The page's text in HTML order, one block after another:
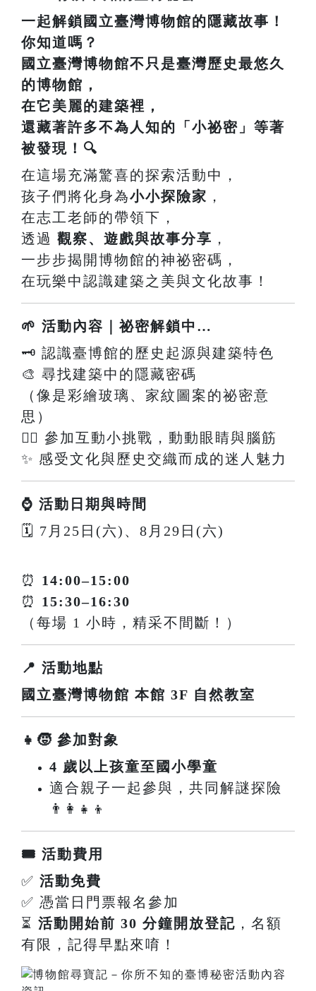
一起解鎖國立臺灣博物館的隱藏故事！
你知道嗎？
國立臺灣博物館不只是臺灣歷史最悠久
的博物館，
在它美麗的建築裡，
還藏著許多不為人知的「小祕密」等著
被發現！🔍
在這場充滿驚喜的探索活動中，
孩子們將化身為小小探險家 ，
在志工老師的帶領下，
透過 觀察、遊戲與故事分享 ，
一步步揭開博物館的神祕密碼，
在玩樂中認識建築之美與文化故事！
🌱 活動內容｜祕密解鎖中…
🗝️ 認識臺博館的歷史起源與建築特色
🎨 尋找建築中的隱藏密碼
（像是彩繪玻璃、家紋圖案的祕密意
思）
🕵️‍♀️ 參加互動小挑戰，動動眼睛與腦筋
✨ 感受文化與歷史交織而成的迷人魅力
⌚ 活動日期與時間
🗓 7月25日(六)、8月29日(六)
⏰ 14:00–15:00
⏰ 15:30–16:30
（每場 1 小時，精采不間斷！）
📍 活動地點
國立臺灣博物館 本館 3F 自然教室
👧🧒 參加對象
4 歲以上孩童至國小學童
適合親子一起參與，共同解謎探險
👨‍👩‍👧‍👦
🎟️ 活動費用
✅ 活動免費
✅ 憑當日門票報名參加
⏳ 活動開始前 30 分鐘開放登記 ，名額
有限，記得早點來唷！